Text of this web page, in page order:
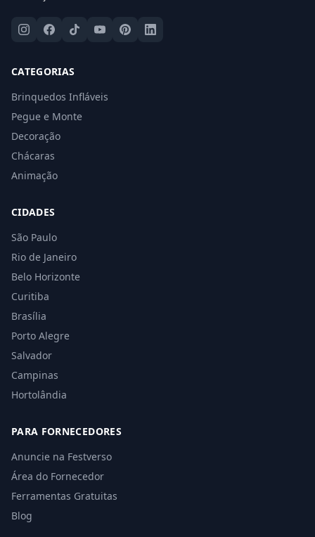
CATEGORIAS
Brinquedos Infláveis
Pegue e Monte
Decoração
Chácaras
Animação
CIDADES
São Paulo
Rio de Janeiro
Belo Horizonte
Curitiba
Brasília
Porto Alegre
Salvador
Campinas
Hortolândia
PARA FORNECEDORES
Anuncie na Festverso
Área do Fornecedor
Ferramentas Gratuitas
Blog